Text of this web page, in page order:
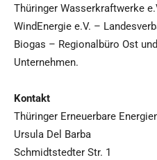
Thüringer Wasserkraftwerke
WindEnergie e.V. –
Biogas – Regionalbüro Ost
Unternehmen.
Kontakt
Thüringer Erneuerbare
Ursula Del Barba
Schmidtstedter Str. 1